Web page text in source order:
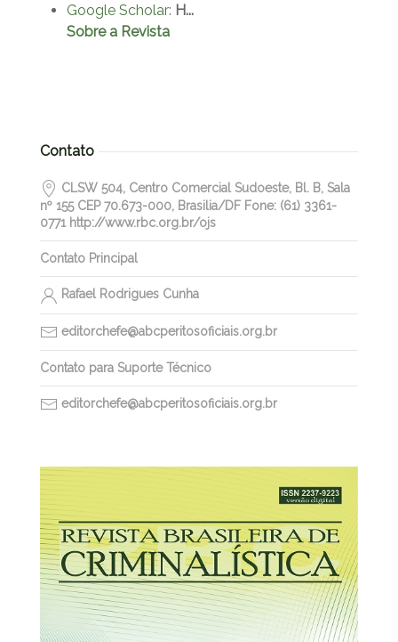
Google Scholar: H...
Sobre a Revista
Contato
CLSW 504, Centro Comercial Sudoeste, Bl. B, Sala
nº 155 CEP 70.673-000, Brasilia/DF Fone: (61) 3361-
0771 http://www.rbc.org.br/ojs
Contato Principal
Rafael Rodrigues Cunha
editorchefe@abcperitosoficiais.org.br
Contato para Suporte Técnico
editorchefe@abcperitosoficiais.org.br